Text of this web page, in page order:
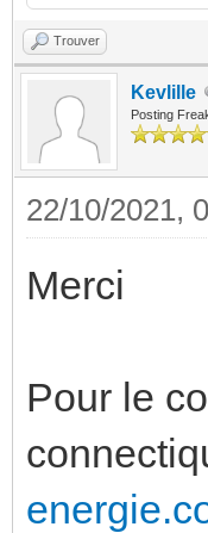
Trouver
Kevlille
Posting
22/10/2021,
Merci
Pour le